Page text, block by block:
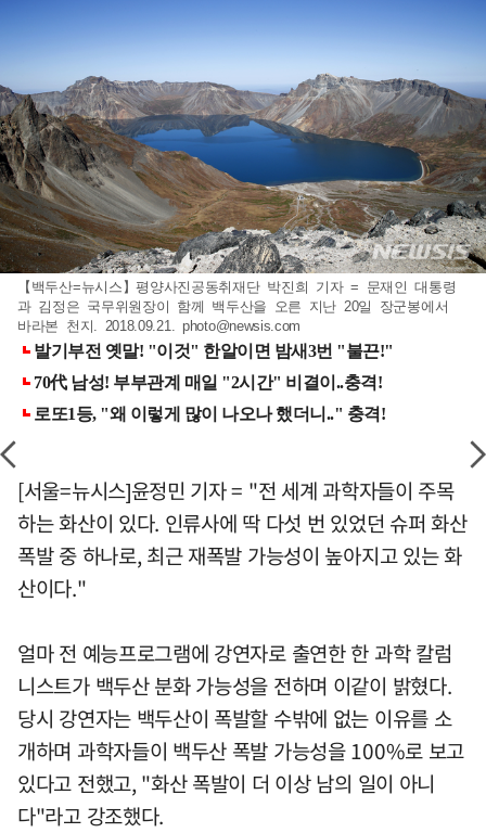
【백두산=뉴시스】평양사진공동취재단 박진희 기자 = 문재인 대통령
과 김정은 국무위원장이 함께 백두산을 오른 지난 20일 장군봉에서
바라본 천지. 2018.09.21. photo@newsis.com
[서울=뉴시스]윤정민 기자 = "전 세계 과학자들이 주목
하는 화산이 있다. 인류사에 딱 다섯 번 있었던 슈퍼 화산
폭발 중 하나로, 최근 재폭발 가능성이 높아지고 있는 화
산이다."
얼마 전 예능프로그램에 강연자로 출연한 한 과학 칼럼
니스트가 백두산 분화 가능성을 전하며 이같이 밝혔다.
당시 강연자는 백두산이 폭발할 수밖에 없는 이유를 소
개하며 과학자들이 백두산 폭발 가능성을 100%로 보고
있다고 전했고, "화산 폭발이 더 이상 남의 일이 아니
다"라고 강조했다.